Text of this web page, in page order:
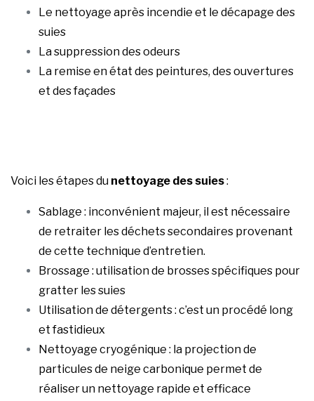
Le nettoyage après incendie et le décapage des
suies
La suppression des odeurs
La remise en état des peintures, des ouvertures
et des façades
Voici les étapes du nettoyage des suies:
Sablage : inconvénient majeur, il est nécessaire
de retraiter les déchets secondaires provenant
de cette technique d’entretien.
Brossage : utilisation de brosses spécifiques pour
gratter les suies
Utilisation de détergents : c’est un procédé long
et fastidieux
Nettoyage cryogénique : la projection de
particules de neige carbonique permet de
réaliser un nettoyage rapide et efficace